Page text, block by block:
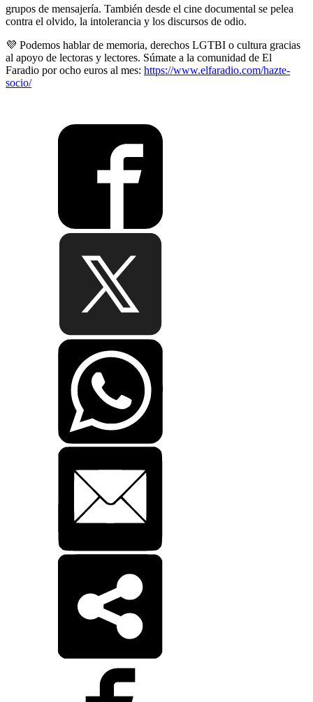
grupos de mensajería. También desde el cine documental se pelea
contra el olvido, la intolerancia y los discursos de odio.
💜 Podemos hablar de memoria, derechos LGTBI o cultura gracias
al apoyo de lectoras y lectores. Súmate a la comunidad de El
Faradio por ocho euros al mes: https://www.elfaradio.com/hazte-
socio/